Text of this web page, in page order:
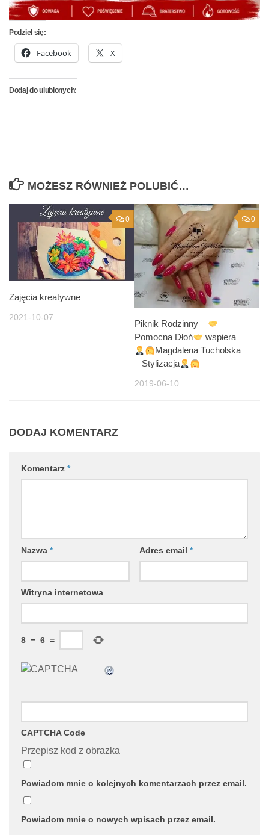
Podziel się:
Facebook X
Dodaj do ulubionych:
MOŻESZ RÓWNIEŻ POLUBIĆ…
0
Zajęcia kreatywne
2021-10-07
0
Piknik Rodzinny –
Pomocna Dłoń
wspiera
Magdalena Tucholska
– Stylizacja
2019-06-10
DODAJ KOMENTARZ
Komentarz *
Nazwa * Adres email *
Witryna internetowa
8 − 6 =
CAPTCHA Code
Przepisz kod z obrazka
Powiadom mnie o kolejnych komentarzach przez email.
Powiadom mnie o nowych wpisach przez email.